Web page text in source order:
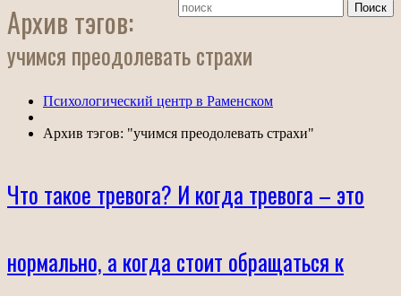
Архив тэгов:
учимся преодолевать страхи
Психологический центр в Раменском
Архив тэгов: "учимся преодолевать страхи"
Что такое тревога? И когда тревога – это
нормально, а когда стоит обращаться к